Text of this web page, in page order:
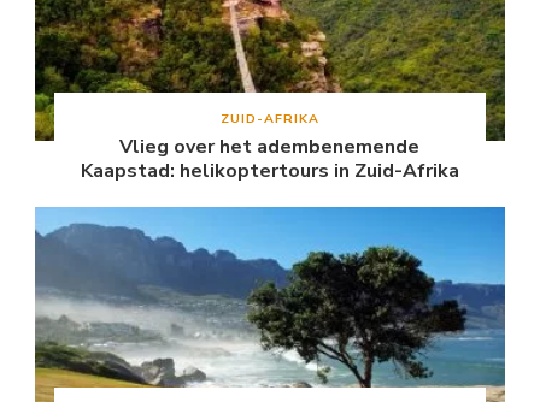
ZUID-AFRIKA
Vlieg over het adembenemende
Kaapstad: helikoptertours in Zuid-Afrika